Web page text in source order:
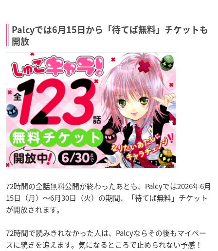
Palcyでは6月15日から「待てば無料」チケットも
開放
72時間の全話無料公開が終わったあとも、Palcyでは2026年6月
15日（月）～6月30日（火）の期間、「待てば無料」チケット
が開放されます。
72時間で読みきれなかった人は、Palcyならその後もマイペー
スに続きを追えます。気になるところで止められない予感！